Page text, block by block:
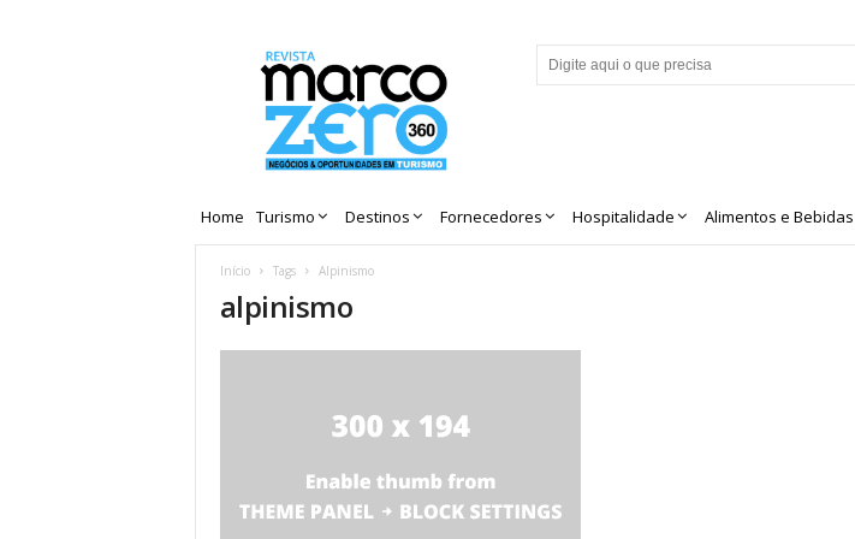
Home Turismo Destinos Fornecedores Hospitalidade Alimentos e Bebidas
Início Tags Alpinismo
alpinismo